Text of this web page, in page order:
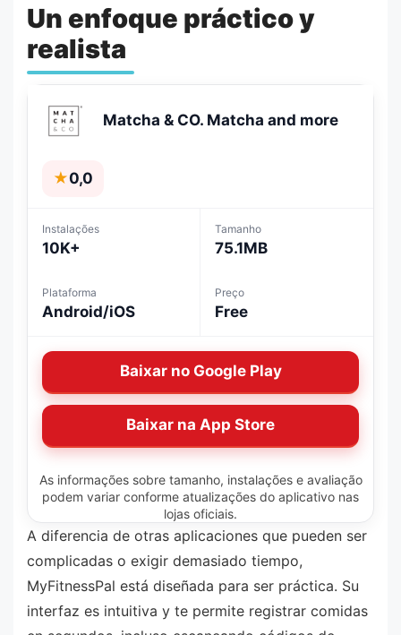
Un enfoque práctico y
realista
Matcha & CO. Matcha and more
★0,0
Instalações
10K+
Tamanho
75.1MB
Plataforma
Android/iOS
Preço
Free
Baixar no Google Play
Baixar na App Store
As informações sobre tamanho, instalações e avaliação
podem variar conforme atualizações do aplicativo nas
lojas oficiais.
A diferencia de otras aplicaciones que pueden ser
complicadas o exigir demasiado tiempo,
MyFitnessPal está diseñada para ser práctica. Su
interfaz es intuitiva y te permite registrar comidas